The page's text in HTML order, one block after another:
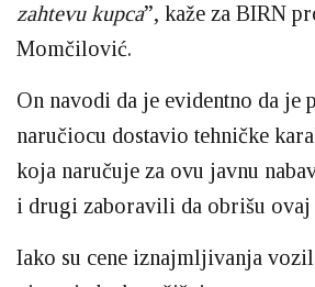
zahtevu kupca”, kaže za BIRN
Momčilović.
On navodi da je evidentno da je
naručiocu dostavio tehničke
koja naručuje za ovu javnu
i drugi zaboravili da obrišu ovaj
Iako su cene iznajmljivanja